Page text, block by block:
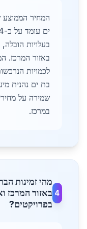
המחיר הממוצע
בעלויות
באזור המרכז.
לכמויות
בת ים נהנית
שמירה על
במרכז.
4
מהי זמינות
באזור המרכז
בפרויקטים?